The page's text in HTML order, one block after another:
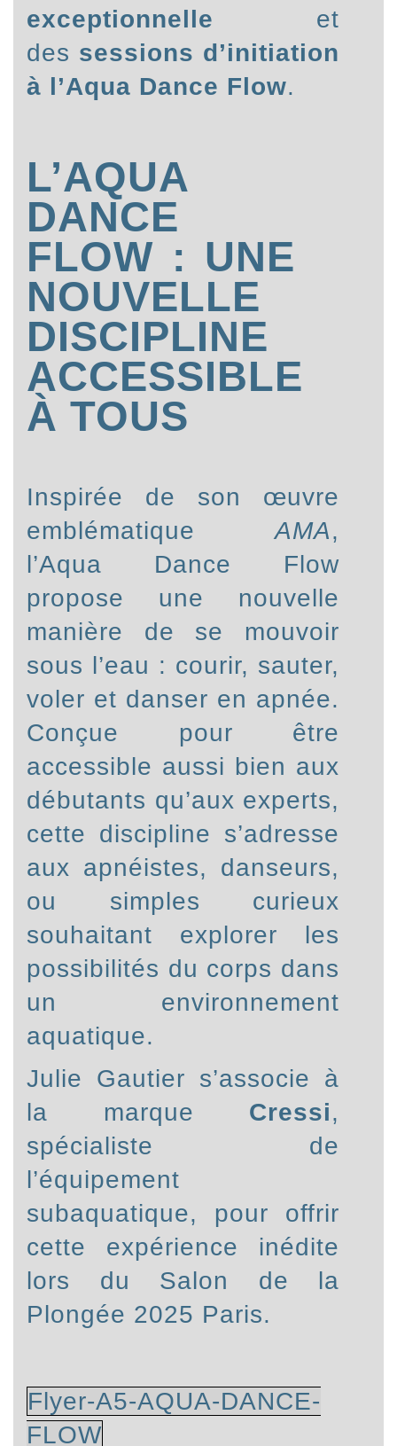
exceptionnelle et
des sessions d’initiation
à l’Aqua Dance Flow.
L’AQUA
DANCE
FLOW : UNE
NOUVELLE
DISCIPLINE
ACCESSIBLE
À TOUS
Inspirée de son œuvre
emblématiqueAMA,
l’Aqua Dance Flow
propose une nouvelle
manière de se mouvoir
sous l’eau : courir, sauter,
voler et danser en apnée.
Conçue pour être
accessible aussi bien aux
débutants qu’aux experts,
cette discipline s’adresse
aux apnéistes, danseurs,
ou simples curieux
souhaitant explorer les
possibilités du corps dans
un environnement
aquatique.
Julie Gautier s’associe à
la marque Cressi,
spécialiste de
l’équipement
subaquatique, pour offrir
cette expérience inédite
lors du Salon de la
Plongée 2025 Paris.
Flyer-A5-AQUA-DANCE-
FLOW